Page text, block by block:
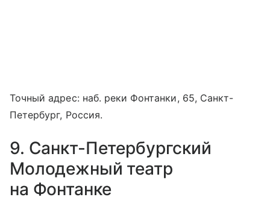
Точный адрес: наб. реки Фонтанки, 65, Санкт-
Петербург, Россия.
9. Санкт-Петербургский
Молодежный театр
на Фонтанке